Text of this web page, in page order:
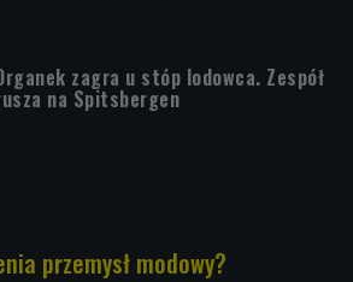
zagra u stóp lodowca. Zespół
na Spitsbergen
przemysł modowy?